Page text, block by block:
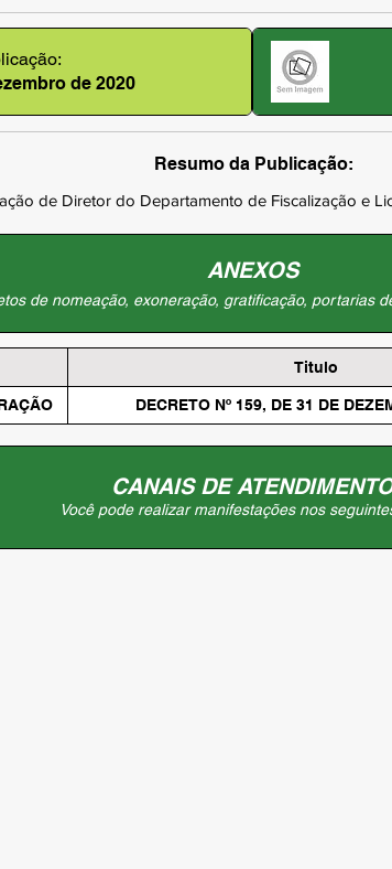
de 2020
Resumo da Publicação:
de Diretor do Departamento de Fiscalização e
ANEXOS
de nomeação, exoneração, gratificação, portarias
Titulo
DECRETO Nº 159, DE 31 DE
CANAIS DE
Você pode realizar manifestações nos